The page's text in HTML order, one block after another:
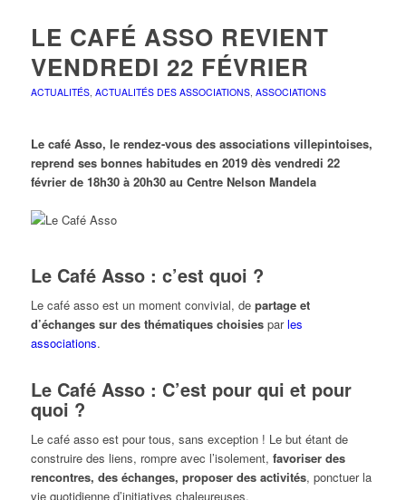
LE CAFÉ ASSO REVIENT
VENDREDI 22 FÉVRIER
ACTUALITÉS, ACTUALITÉS DES ASSOCIATIONS, ASSOCIATIONS
Le café Asso, le rendez-vous des associations villepintoises,
reprend ses bonnes habitudes en 2019 dès vendredi 22
février de 18h30 à 20h30 au Centre Nelson Mandela
Le Café Asso : c’est quoi ?
Le café asso est un moment convivial, de partage et
d’échanges sur des thématiques choisiesparles
associations.
Le Café Asso : C’est pour qui et pour
quoi ?
Le café asso est pour tous, sans exception ! Le but étant de
construire des liens, rompre avec l’isolement, favoriser des
rencontres, des échanges, proposer des activités, ponctuer la
vie quotidienne d’initiatives chaleureuses.